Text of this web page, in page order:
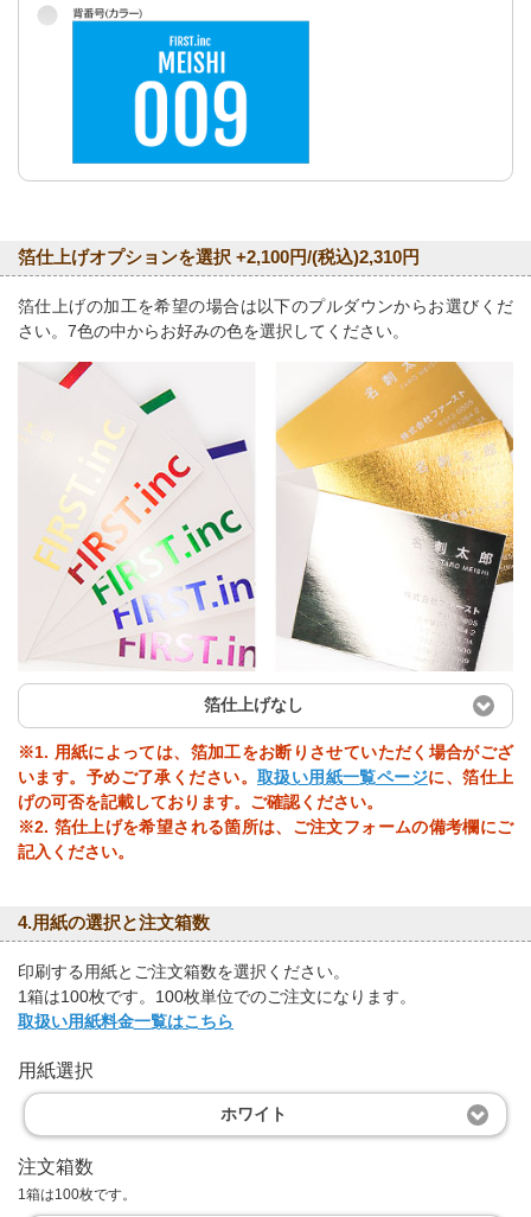
箔仕上げオプションを選択 +2,100円/(税込)2,310円
箔仕上げの加工を希望の場合は以下のプルダウンからお選びくだ
さい。7色の中からお好みの色を選択してください。
箔仕上げなし
※1. 用紙によっては、箔加工をお断りさせていただく場合がござ
います。予めご了承ください。 取扱い用紙一覧ページに、箔仕上
げの可否を記載しております。ご確認ください。
※2. 箔仕上げを希望される箇所は、ご注文フォームの備考欄にご
記入ください。
4.用紙の選択と注文箱数
印刷する用紙とご注文箱数を選択ください。
1箱は100枚です。100枚単位でのご注文になります。
取扱い用紙料金一覧はこちら
用紙選択
ホワイト
注文箱数
1箱は100枚です。